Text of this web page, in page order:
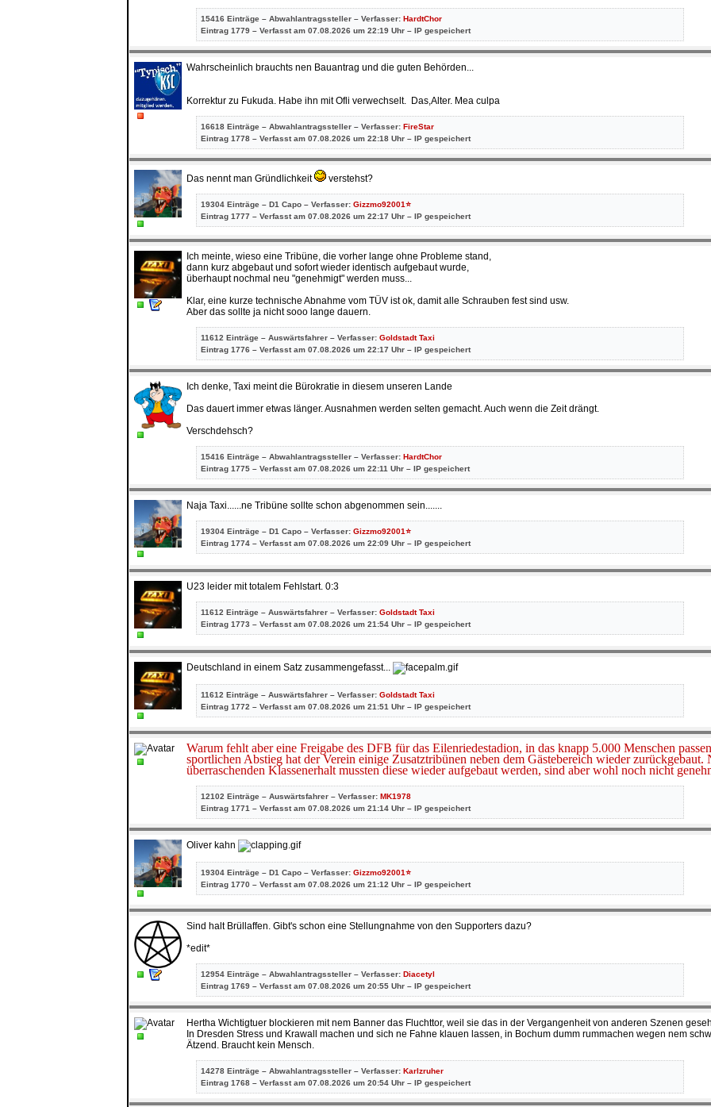
15416 Einträge – Abwahlantragssteller – Verfasser: HardtChor
Eintrag 1779 – Verfasst am 07.08.2026 um 22:19 Uhr – IP gespeichert
Wahrscheinlich brauchts nen Bauantrag und die guten Behörden...
Korrektur zu Fukuda. Habe ihn mit Ofli verwechselt. Das,Alter. Mea culpa
16618 Einträge – Abwahlantragssteller – Verfasser: FireStar
Eintrag 1778 – Verfasst am 07.08.2026 um 22:18 Uhr – IP gespeichert
Das nennt man Gründlichkeit verstehst?
19304 Einträge – D1 Capo – Verfasser: Gizzmo92001⭐
Eintrag 1777 – Verfasst am 07.08.2026 um 22:17 Uhr – IP gespeichert
Ich meinte, wieso eine Tribüne, die vorher lange ohne Probleme stand,
dann kurz abgebaut und sofort wieder identisch aufgebaut wurde,
überhaupt nochmal neu "genehmigt" werden muss...
Klar, eine kurze technische Abnahme vom TÜV ist ok, damit alle Schrauben fest sind usw.
Aber das sollte ja nicht sooo lange dauern.
11612 Einträge – Auswärtsfahrer – Verfasser: Goldstadt Taxi
Eintrag 1776 – Verfasst am 07.08.2026 um 22:17 Uhr – IP gespeichert
Ich denke, Taxi meint die Bürokratie in diesem unseren Lande
Das dauert immer etwas länger. Ausnahmen werden selten gemacht. Auch wenn die Zeit drängt.
Verschdehsch?
15416 Einträge – Abwahlantragssteller – Verfasser: HardtChor
Eintrag 1775 – Verfasst am 07.08.2026 um 22:11 Uhr – IP gespeichert
Naja Taxi......ne Tribüne sollte schon abgenommen sein.......
19304 Einträge – D1 Capo – Verfasser: Gizzmo92001⭐
Eintrag 1774 – Verfasst am 07.08.2026 um 22:09 Uhr – IP gespeichert
U23 leider mit totalem Fehlstart. 0:3
11612 Einträge – Auswärtsfahrer – Verfasser: Goldstadt Taxi
Eintrag 1773 – Verfasst am 07.08.2026 um 21:54 Uhr – IP gespeichert
Deutschland in einem Satz zusammengefasst...
11612 Einträge – Auswärtsfahrer – Verfasser: Goldstadt Taxi
Eintrag 1772 – Verfasst am 07.08.2026 um 21:51 Uhr – IP gespeichert
Warum fehlt aber eine Freigabe des DFB für das Eilenriedestadion, in das knapp 5.000 Menschen
sportlichen Abstieg hat der Verein einige Zusatztribünen neben dem Gästebereich wieder zurückgebaut.
überraschenden Klassenerhalt mussten diese wieder aufgebaut werden, sind aber wohl noch nicht
12102 Einträge – Auswärtsfahrer – Verfasser: MK1978
Eintrag 1771 – Verfasst am 07.08.2026 um 21:14 Uhr – IP gespeichert
Oliver kahn
19304 Einträge – D1 Capo – Verfasser: Gizzmo92001⭐
Eintrag 1770 – Verfasst am 07.08.2026 um 21:12 Uhr – IP gespeichert
Sind halt Brüllaffen. Gibt's schon eine Stellungnahme von den Supporters dazu?
*edit*
12954 Einträge – Abwahlantragssteller – Verfasser: Diacetyl
Eintrag 1769 – Verfasst am 07.08.2026 um 20:55 Uhr – IP gespeichert
Hertha Wichtigtuer blockieren mit nem Banner das Fluchttor, weil sie das in der Vergangenheit von anderen Szenen
In Dresden Stress und Krawall machen und sich ne Fahne klauen lassen, in Bochum dumm rummachen wegen nem
Ätzend. Braucht kein Mensch.
14278 Einträge – Abwahlantragssteller – Verfasser: Karlzruher
Eintrag 1768 – Verfasst am 07.08.2026 um 20:54 Uhr – IP gespeichert